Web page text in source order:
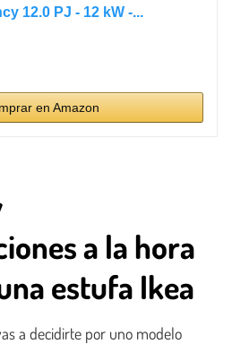
12.0 PJ - 12 kW -...
en Amazon
a la hora
estufa Ikea
a decidirte por uno modelo